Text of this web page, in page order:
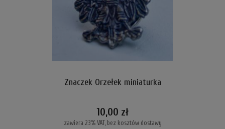
Znaczek Orzełek miniaturka
10,00 zł
zawiera 23% VAT, bez kosztów dostawy